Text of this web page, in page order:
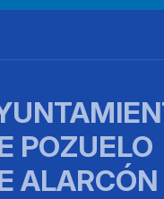
POZUELO
ALARCÓN